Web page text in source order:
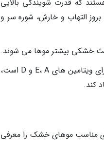
که قدرت شویندگی بالایی
التهاب و خارش، شوره سر و
خشکی بیشتر موها می شوند.
برای موهای خشک، استفاده از شامپوهای حاوی عصاره های گیاهی مثل آووکادو که دارای ویتامین های E، A و D است،
کند.
مناسب موهای خشک را معرفی